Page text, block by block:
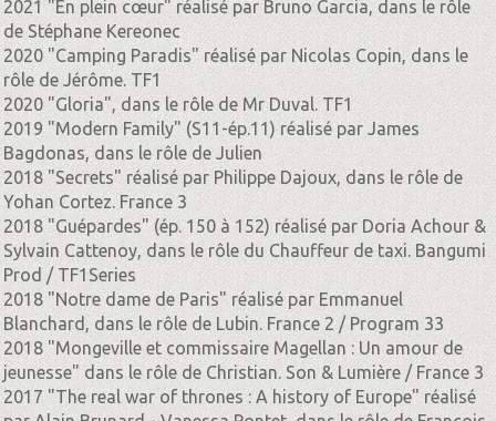
2021 "En plein cœur" réalisé par Bruno Garcia, dans le rôle
de Stéphane Kereonec
2020 "Camping Paradis" réalisé par Nicolas Copin, dans le
rôle de Jérôme. TF1
2020 "Gloria", dans le rôle de Mr Duval. TF1
2019 "Modern Family" (S11-ép.11) réalisé par James
Bagdonas, dans le rôle de Julien
2018 "Secrets" réalisé par Philippe Dajoux, dans le rôle de
Yohan Cortez. France 3
2018 "Guépardes" (ép. 150 à 152) réalisé par Doria Achour &
Sylvain Cattenoy, dans le rôle du Chauffeur de taxi. Bangumi
Prod / TF1Series
2018 "Notre dame de Paris" réalisé par Emmanuel
Blanchard, dans le rôle de Lubin. France 2 / Program 33
2018 "Mongeville et commissaire Magellan : Un amour de
jeunesse" dans le rôle de Christian. Son & Lumière / France 3
2017 "The real war of thrones : A history of Europe" réalisé